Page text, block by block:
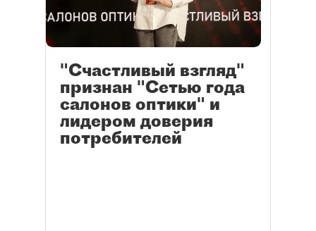
"Счастливый взгляд"
признан "Сетью года
салонов оптики" и
лидером доверия
потребителей